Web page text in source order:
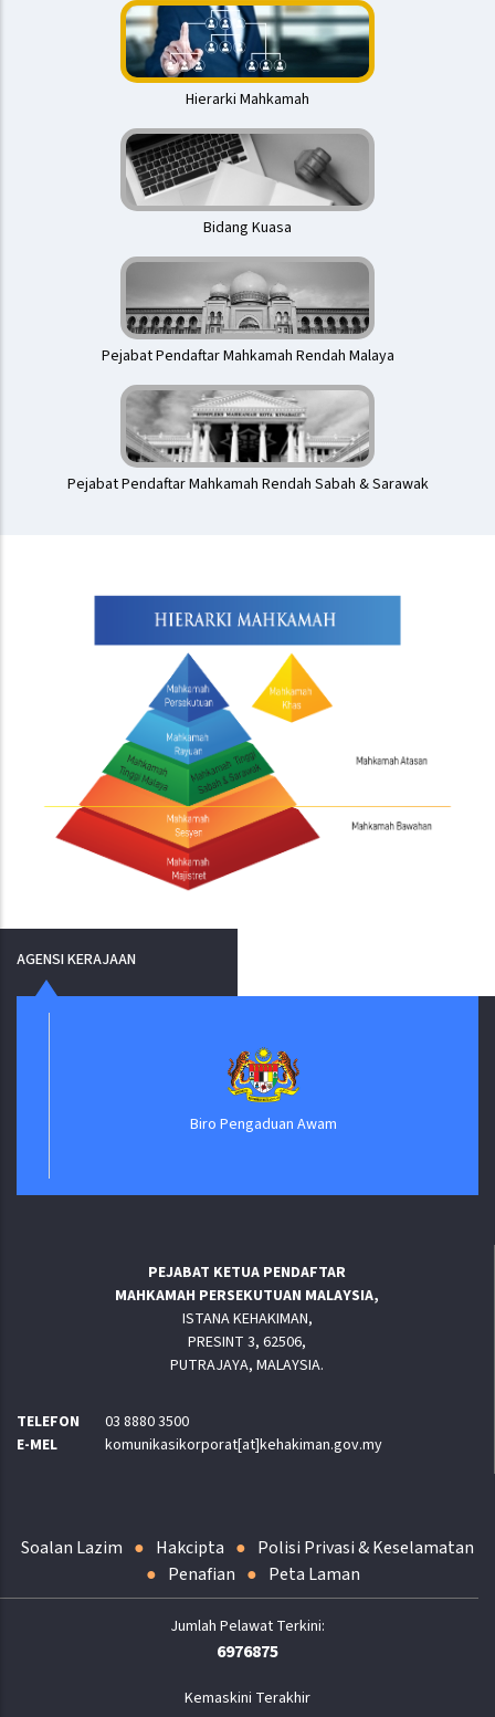
Hierarki Mahkamah
Bidang Kuasa
Pejabat Pendaftar Mahkamah Rendah Malaya
Pejabat Pendaftar Mahkamah Rendah Sabah & Sarawak
AGENSI KERAJAAN
Biro Pengaduan Awam
PEJABAT KETUA PENDAFTAR
MAHKAMAH PERSEKUTUAN MALAYSIA,
ISTANA KEHAKIMAN,
PRESINT 3, 62506,
PUTRAJAYA, MALAYSIA.
TELEFON
03 8880 3500
E-MEL
komunikasikorporat[at]kehakiman.gov.my
Soalan Lazim Hakcipta
Polisi Privasi & Keselamatan
Penafian
Peta Laman
6976875
Kemaskini Terakhir